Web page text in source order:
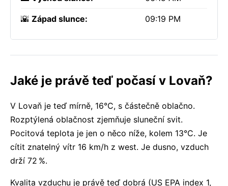
🌇 Západ slunce: 09:19 PM
Jaké je právě teď počasí v Lovaň?
V Lovaň je teď mírně, 16°C, s částečně oblačno.
Rozptýlená oblačnost zjemňuje sluneční svit.
Pocitová teplota je jen o něco níže, kolem 13°C. Je
cítit znatelný vítr 16 km/h z west. Je dusno, vzduch
drží 72 %.
Kvalita vzduchu je právě teď dobrá (US EPA index 1,